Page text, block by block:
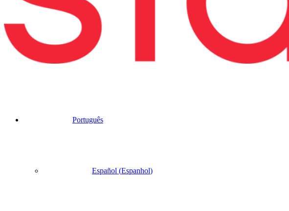
Português
Español (Espanhol)